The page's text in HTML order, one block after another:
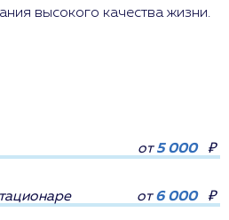
высокого качества жизни.
от5 000 ₽
от6 000 ₽